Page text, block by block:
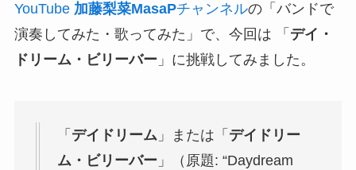
YouTube 加藤梨菜MasaPチャンネルの「バンドで
演奏してみた・歌ってみた」で、今回は 「 デイ・
ドリーム・ビリーバー 」に挑戦してみました。
「 デイドリーム 」または「 デイドリー
ム・ビリーバー 」（原題: “Daydream